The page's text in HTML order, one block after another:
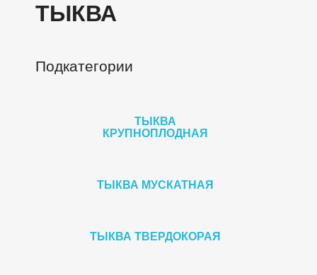
ТЫКВА
Подкатегории
ТЫКВА
КРУПНОПЛОДНАЯ
ТЫКВА МУСКАТНАЯ
ТЫКВА ТВЕРДОКОРАЯ